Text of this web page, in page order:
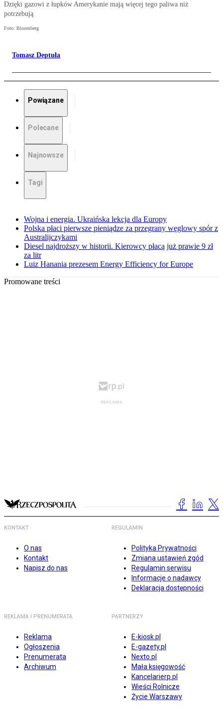
Dzięki gazowi z łupków Amerykanie mają więcej tego paliwa niż
potrzebują
Foto: Bloomberg
Tomasz Deptuła
Powiązane
Polecane
Najnowsze
Tagi
Wojna i energia. Ukraińska lekcja dla Europy
Polska płaci pierwsze pieniądze za przegrany węglowy spór z
Australijczykami
Diesel najdroższy w historii. Kierowcy płacą już prawie 9 zł
za litr
Luiz Hanania prezesem Energy Efficiency for Europe
Promowane treści
KONTAKT
O nas
Kontakt
Napisz do nas
REGULAMIN
Polityka Prywatności
Zmiana ustawień zgód
Regulamin serwisu
Informacje o nadawcy
Deklaracja dostępności
REKLAMA I PRENUMERATA
Reklama
Ogłoszenia
Prenumerata
Archiwum
PARTNERZY
E-kiosk.pl
E-gazety.pl
Nexto.pl
Mała księgowość
Kancelarierp.pl
Wieści Rolnicze
Życie Warszawy